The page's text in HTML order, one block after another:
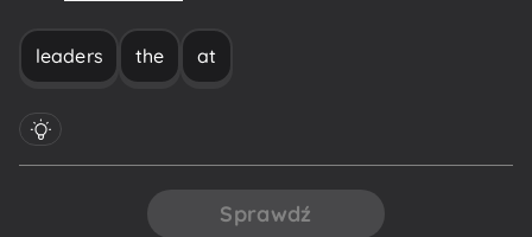
leaders the at
Sprawdź